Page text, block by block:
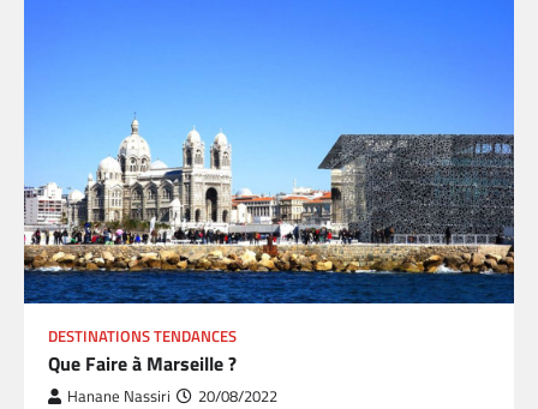
DESTINATIONS TENDANCES
Que Faire à Marseille ?
Hanane Nassiri 20/08/2022